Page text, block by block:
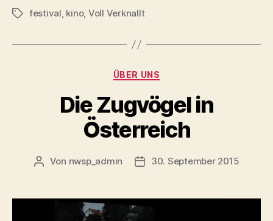
Schlagwörter
festival kino, Voll Verknallt
Kategorien
ÜBER UNS
Die Zugvögel in
Österreich
Beitragsautor
Von nwsp_admin Beitragsdatum
30. September 2015